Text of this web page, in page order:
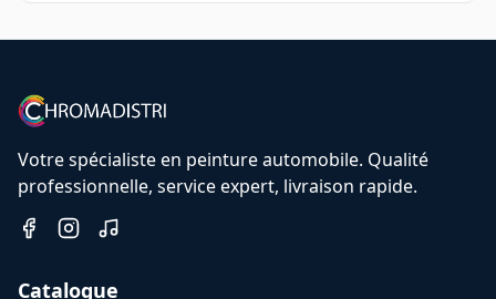
Votre spécialiste en peinture automobile. Qualité
professionnelle, service expert, livraison rapide.
Catalogue